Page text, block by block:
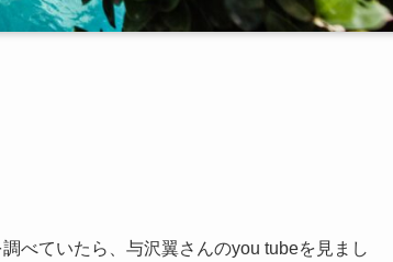
べていたら、与沢翼さんのyou tubeを見まし